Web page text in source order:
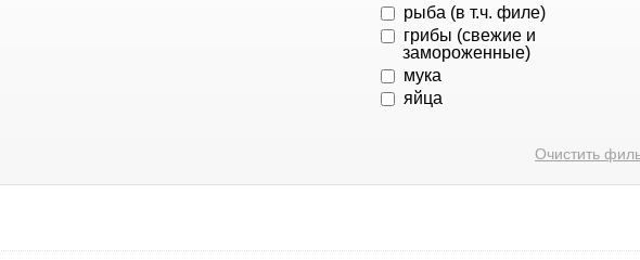
рыба (в т.ч. филе)
грибы (свежие и
замороженные)
мука
яйца
Очистить